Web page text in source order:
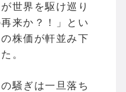
世界を駆け巡り
来か？！」とい
株価が軒並み下
。
騒ぎは一旦落ち